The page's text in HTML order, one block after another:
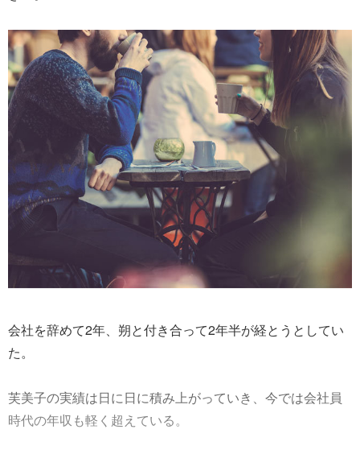
会社を辞めて2年、朔と付き合って2年半が経とうとしてい
た。
芙美子の実績は日に日に積み上がっていき、今では会社員
時代の年収も軽く超えている。